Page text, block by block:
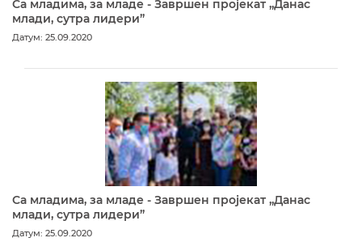
Са младима, за младе - Завршен пројекат „Данас
млади, сутра лидери”
Датум: 25.09.2020
Са младима, за младе - Завршен пројекат „Данас
млади, сутра лидери”
Датум: 25.09.2020